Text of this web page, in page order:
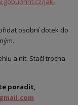
osobní dotek do
a nit. Stačí trocha
poradit,